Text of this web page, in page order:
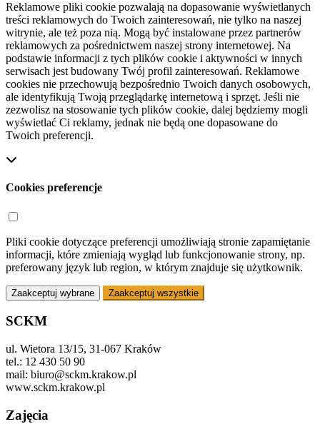
Reklamowe pliki cookie pozwalają na dopasowanie wyświetlanych
treści reklamowych do Twoich zainteresowań, nie tylko na naszej
witrynie, ale też poza nią. Mogą być instalowane przez partnerów
reklamowych za pośrednictwem naszej strony internetowej. Na
podstawie informacji z tych plików cookie i aktywności w innych
serwisach jest budowany Twój profil zainteresowań. Reklamowe
cookies nie przechowują bezpośrednio Twoich danych osobowych,
ale identyfikują Twoją przeglądarkę internetową i sprzęt. Jeśli nie
zezwolisz na stosowanie tych plików cookie, dalej będziemy mogli
wyświetlać Ci reklamy, jednak nie będą one dopasowane do
Twoich preferencji.
Cookies preferencje
Pliki cookie dotyczące preferencji umożliwiają stronie zapamiętanie
informacji, które zmieniają wygląd lub funkcjonowanie strony, np.
preferowany język lub region, w którym znajduje się użytkownik.
Zaakceptuj wybrane Zaakceptuj wszystkie
SCKM
ul. Wietora 13/15, 31-067 Kraków
tel.: 12 430 50 90
mail: biuro@sckm.krakow.pl
www.sckm.krakow.pl
Zajęcia